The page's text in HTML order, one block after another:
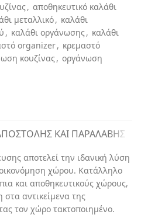
, αποθηκευτικό καλάθι
μεταλλικό, καλάθι
, καλάθι οργάνωσης, καλάθι
organizer, κρεμαστό
κουζίνας, οργάνωση
ΚΑΙ ΠΑΡΑΛΑΒΉΣ
αποτελεί την ιδανική λύση
χώρου. Κατάλληλο
και αποθηκευτικούς χώρους,
αντικείμενα της
τον χώρο τακτοποιημένο.